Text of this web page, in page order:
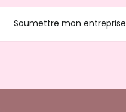
Soumettre mon entreprise